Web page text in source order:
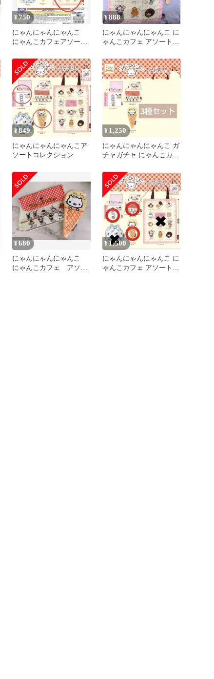
¥750
にゃんにゃんにゃんこ
にゃんこカフェアソート
¥888
にゃんにゃんにゃんこ に
ゃんこカフェ アソートコ
¥849
にゃんにゃんにゃんこア
ソートコレクション
¥ 1,250
にゃんにゃんにゃんこ ガ
チャガチャ にゃんこカフ
¥680
にゃんにゃんにゃんこ
にゃんこカフェ アソー
¥1,500
にゃんにゃんにゃんこ に
ゃんこカフェ アソートコ